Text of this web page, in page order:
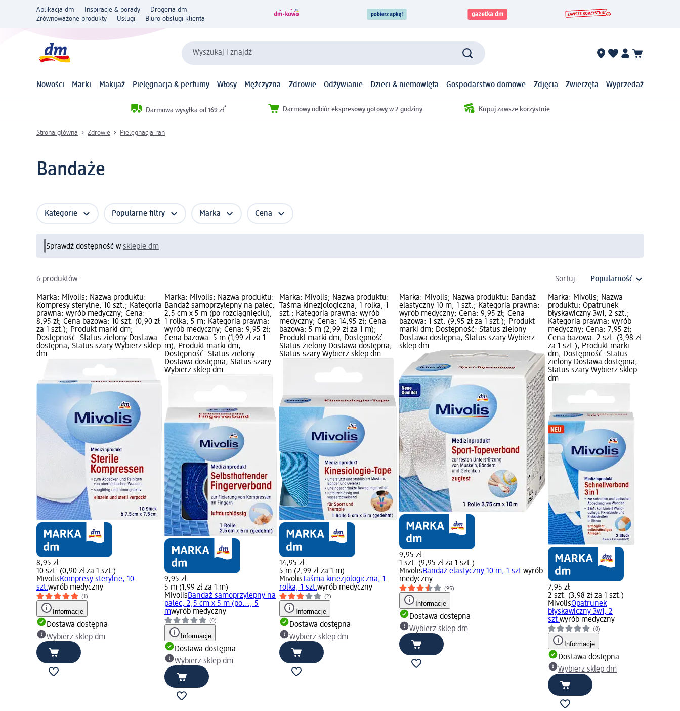
Aplikacja dm Inspiracje & porady
Drogeria dm
Zrównoważone produkty
Usługi Biuro obsługi klienta
Wyszukaj i znajdź
Nowości Marki Makijaż Pielęgnacja & perfumy Włosy Mężczyzna Zdrowie Odżywianie Dzieci & niemowlęta Gospodarstwo domowe Zdjęcia Zwierzęta Wyprzedaż
Darmowa wysyłka od 169 zł* Darmowy odbiór ekspresowy gotowy w 2 godziny Kupuj zawsze korzystnie
Strona główna Zdrowie Pielęgnacja ran
Bandaże
Kategorie Popularne filtry Marka Cena
Sprawdź dostępność w sklepie dm
6 produktów Sortuj:
Marka: Mivolis; Nazwa produktu:
Kompresy sterylne, 10 szt.; Kategoria
prawna: wyrób medyczny; Cena:
8,95 zł; Cena bazowa: 10 szt. (0,90 zł
za 1 szt.); Produkt marki dm;
Dostępność: Status zielony Dostawa
dostępna, Status szary Wybierz sklep
dm
8,95 zł
10 szt. (0,90 zł za 1 szt.)
MivolisKompresy sterylne, 10
szt.wyrób medyczny
(1)
Informacje
Dostawa dostępna
Wybierz sklep dm
Marka: Mivolis; Nazwa produktu:
Bandaż samoprzylepny na palec,
2,5 cm x 5 m (po rozciągnięciu),
1 rolka, 5 m; Kategoria prawna:
wyrób medyczny; Cena: 9,95 zł;
Cena bazowa: 5 m (1,99 zł za 1
m); Produkt marki dm;
Dostępność: Status zielony
Dostawa dostępna, Status szary
Wybierz sklep dm
9,95 zł
5 m (1,99 zł za 1 m)
MivolisBandaż samoprzylepny na
palec, 2,5 cm x 5 m (po..., 5
mwyrób medyczny
(0)
Informacje
Dostawa dostępna
Wybierz sklep dm
Marka: Mivolis; Nazwa produktu:
Taśma kinezjologiczna, 1 rolka, 1
szt.; Kategoria prawna: wyrób
medyczny; Cena: 14,95 zł; Cena
bazowa: 5 m (2,99 zł za 1 m);
Produkt marki dm; Dostępność:
Status zielony Dostawa dostępna,
Status szary Wybierz sklep dm
14,95 zł
5 m (2,99 zł za 1 m)
Mivolis Taśma kinezjologiczna, 1
rolka, 1 szt.wyrób medyczny
(2)
Informacje
Dostawa dostępna
Wybierz sklep dm
Marka: Mivolis; Nazwa produktu: Bandaż
elastyczny 10 m, 1 szt.; Kategoria prawna:
wyrób medyczny; Cena: 9,95 zł; Cena
bazowa: 1 szt. (9,95 zł za 1 szt.); Produkt
marki dm; Dostępność: Status zielony
Dostawa dostępna, Status szary Wybierz
sklep dm
9,95 zł
1 szt. (9,95 zł za 1 szt.)
MivolisBandaż elastyczny 10 m, 1 szt.wyrób
medyczny
(95)
Informacje
Dostawa dostępna
Wybierz sklep dm
Marka: Mivolis; Nazwa
produktu: Opatrunek
błyskawiczny 3w1, 2 szt.;
Kategoria prawna: wyrób
medyczny; Cena: 7,95 zł;
Cena bazowa: 2 szt. (3,98 zł
za 1 szt.); Produkt marki
dm; Dostępność: Status
zielony Dostawa dostępna,
Status szary Wybierz sklep
dm
7,95 zł
2 szt. (3,98 zł za 1 szt.)
MivolisOpatrunek
błyskawiczny 3w1, 2
szt.wyrób medyczny
(0)
Informacje
Dostawa dostępna
Wybierz sklep dm